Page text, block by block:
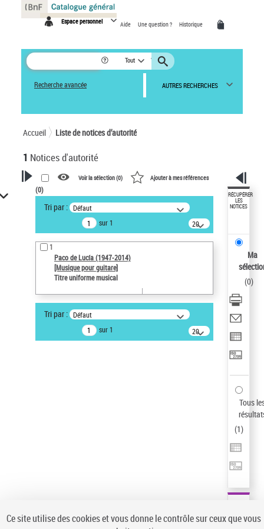
Espace personnel Aide Une question ? Historique
Tout
Recherche avancée AUTRES RECHERCHES
Accueil Liste de notices d’autorité
1 Notices d'autorité
VOTRE RECHERCHE
Recherche avancée dans les
notices d’autorité
Œuvres liées à l'auteur :
Paco de Lucía (1947-2014)
Type de notice d'autorité
Œuvre
Sauvegarder votre recherche
Voir la sélection (0) Ajouter à mes références
(0)
Tri par : Défaut
sur 1
20
résultats/page
1
Paco de Lucía (1947-2014)
[Musique pour guitare]
Titre uniforme musical
Tri par : Défaut
sur 1
20
résultats/page
RÉCUPÉRER
LES
NOTICES
Ma
(0)
Tous
(1)
Panneau de gestion des cookies
Ce site utilise des cookies et vous donne le contrôle sur ceux que vous